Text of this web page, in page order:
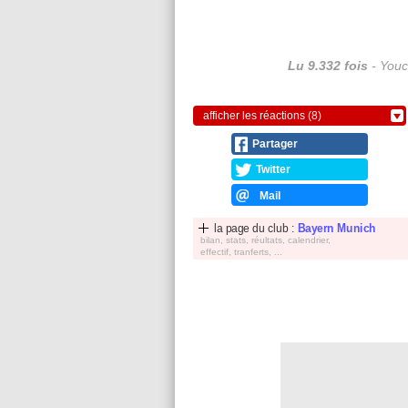
Lu 9.332 fois -
afficher les réactions (8)
Partager
Twitter
Mail
la page du club : Bayern Munich
bilan, stats, réultats, calendrier,
effectif, tranferts, ...